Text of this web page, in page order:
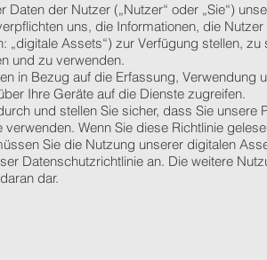
Daten der Nutzer („Nutzer“ oder „Sie“)
uns, die Informationen, die
Assets“) zur Verfügung stellen,
und zu verwenden.
in Bezug auf die Erfassung,
Ihre Geräte auf die Dienste zugreifen.
und stellen Sie sicher, dass Sie unsere
Wenn Sie diese Richtlinie
Sie die Nutzung unserer digitalen
Datenschutzrichtlinie an. Die weitere
dar.